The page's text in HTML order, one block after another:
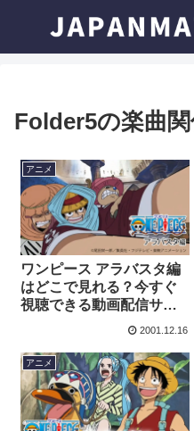
Folder5の楽曲
アニメ
ワンピース アラバスタ編
はどこで見れる？今すぐ
視聴できる動画配信サー
2001.12.16
アニメ